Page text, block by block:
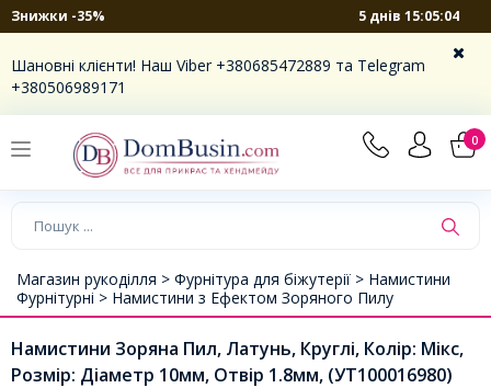
Знижки -35% 5 днів 15:05:03
Шановні клієнти! Наш Viber +380685472889 та Telegram
+380506989171
0
Магазин рукоділля > Фурнітура для біжутерії > Намистини
Фурнітурні > Намистини з Ефектом Зоряного Пилу
Намистини Зоряна Пил, Латунь, Круглі, Колір: Мікс,
Розмір: Діаметр 10мм, Отвір 1.8мм, (УТ100016980)